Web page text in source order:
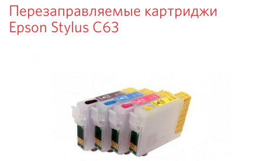
Перезаправляемые картриджи
Epson Stylus C63